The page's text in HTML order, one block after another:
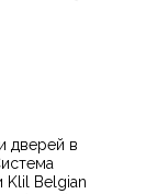
дверей в
Klil Belgian